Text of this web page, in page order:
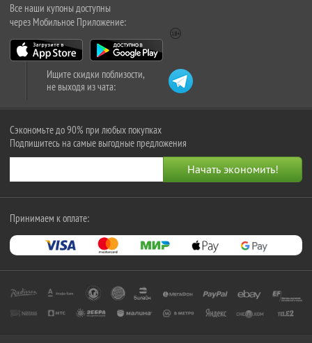
Все наши купоны доступны
через Мобильное Приложение:
Ищите скидки поблизости,
не выходя из чата:
Сэкономьте до 90% при любых покупках
Подпишитесь на самые выгодные предложения
Принимаем к оплате: